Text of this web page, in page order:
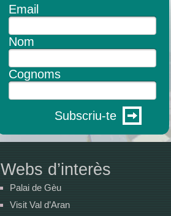
Email
Nom
Cognoms
Subscriu-te
Webs d’interès
Palai de Gèu
Visit Val d’Aran